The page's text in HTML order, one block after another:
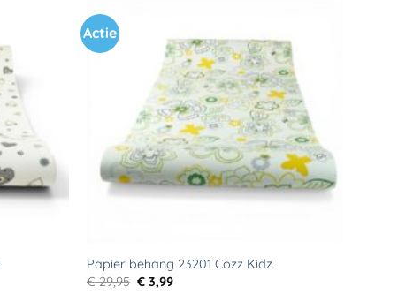
verlanglijst
Actie
verlanglijst
Papier behang 23201 Cozz Kidz
€29,95 Oorspronkelijke
prijs
€ 3,99Huidige